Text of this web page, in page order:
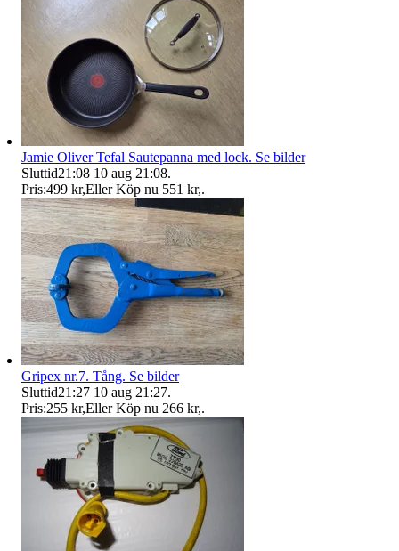
Jamie Oliver Tefal Sautepanna med lock. Se bilder
Sluttid21:08 10 aug 21:08.
Pris:499 kr,Eller Köp nu 551 kr,.
Gripex nr.7. Tång. Se bilder
Sluttid21:27 10 aug 21:27.
Pris:255 kr,Eller Köp nu 266 kr,.